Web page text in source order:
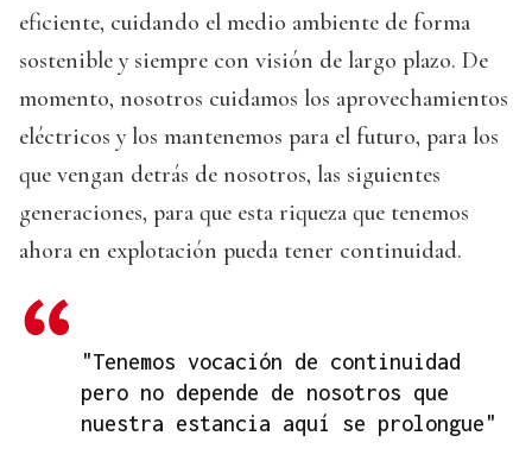
eficiente, cuidando el medio ambiente de forma
sostenible y siempre con visión de largo plazo. De
momento, nosotros cuidamos los aprovechamientos
eléctricos y los mantenemos para el futuro, para los
que vengan detrás de nosotros, las siguientes
generaciones, para que esta riqueza que tenemos
ahora en explotación pueda tener continuidad.
"Tenemos vocación de continuidad
pero no depende de nosotros que
nuestra estancia aquí se prolongue"